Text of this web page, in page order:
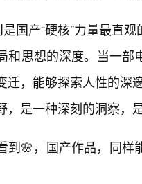
是国产“硬核”力量最直
和思想的深度。当一
迁，能够探索人性的深
，是一种深刻的洞察，
到🌸，国产作品，同